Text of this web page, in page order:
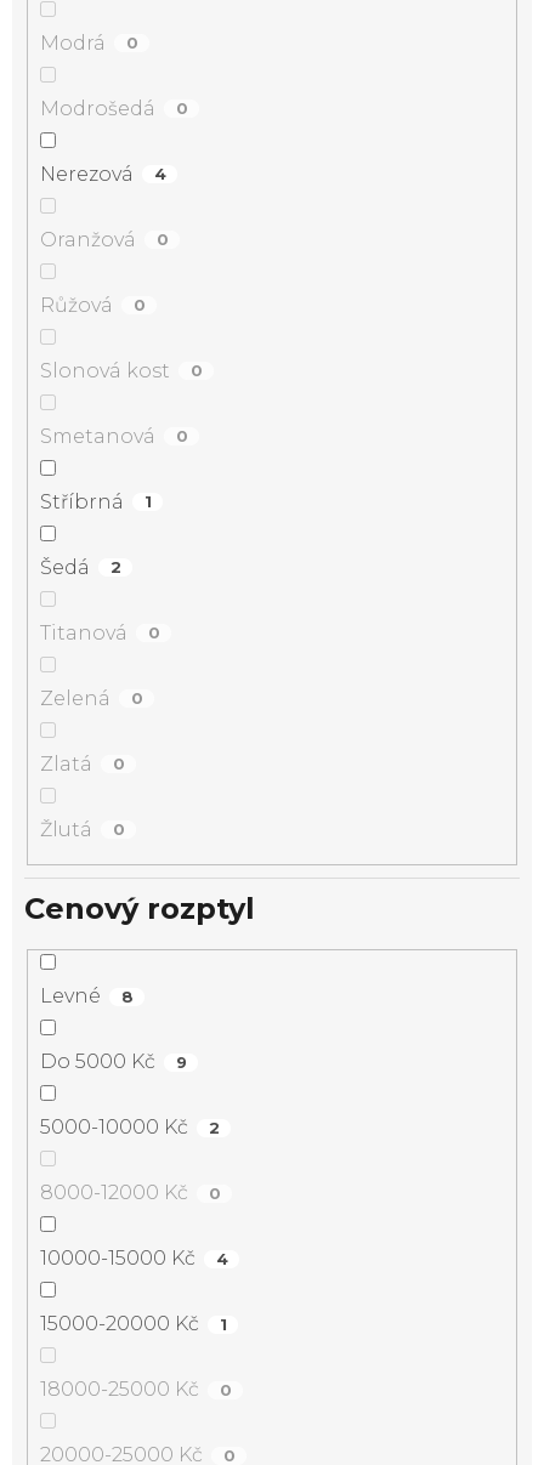
Modrá 0
Modrošedá 0
Nerezová 4
Oranžová 0
Růžová 0
Slonová kost 0
Smetanová 0
Stříbrná 1
Šedá 2
Titanová 0
Zelená 0
Zlatá 0
Žlutá 0
Cenový rozptyl
Levné 8
Do 5000 Kč 9
5000-10000 Kč 2
8000-12000 Kč 0
10000-15000 Kč 4
15000-20000 Kč 1
18000-25000 Kč 0
20000-25000 Kč 0